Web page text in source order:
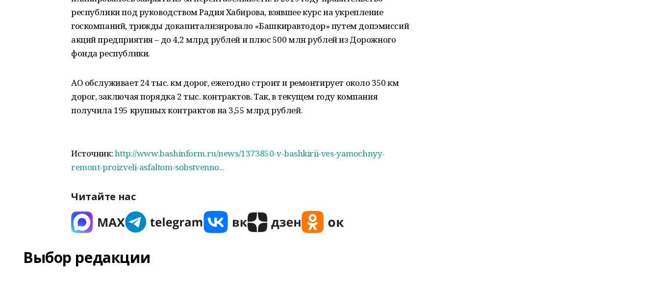
республики под руководством Радия Хабирова, взявшее курс на укрепление
госкомпаний, трижды докапитализировало «Башкиравтодор» путем допэмиссий
акций предприятия – до 4,2 млрд рублей и плюс 500 млн рублей из Дорожного
фонда республики.
АО обслуживает 24 тыс. км дорог, ежегодно строит и ремонтирует около 350 км
дорог, заключая порядка 2 тыс. контрактов. Так, в текущем году компания
получила 195 крупных контрактов на 3,55 млрд рублей.
Источник:http://www.bashinform.ru/news/1373850-v-bashkirii-ves-yamochnyy-
remont-proizveli-asfaltom-sobstvenno...
Читайте нас
Выбор редакции